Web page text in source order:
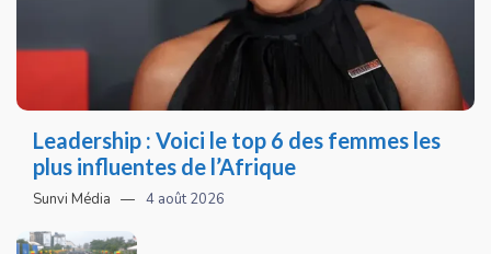
Leadership : Voici le top 6 des femmes les
plus influentes de l’Afrique
Sunvi Média 4 août 2026